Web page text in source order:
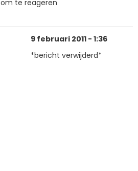
om te reageren
9 februari 2011 - 1:36
*bericht verwijderd*